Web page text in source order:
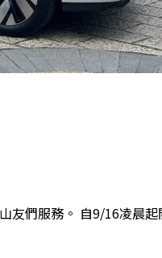
友們服務。 自9/16凌